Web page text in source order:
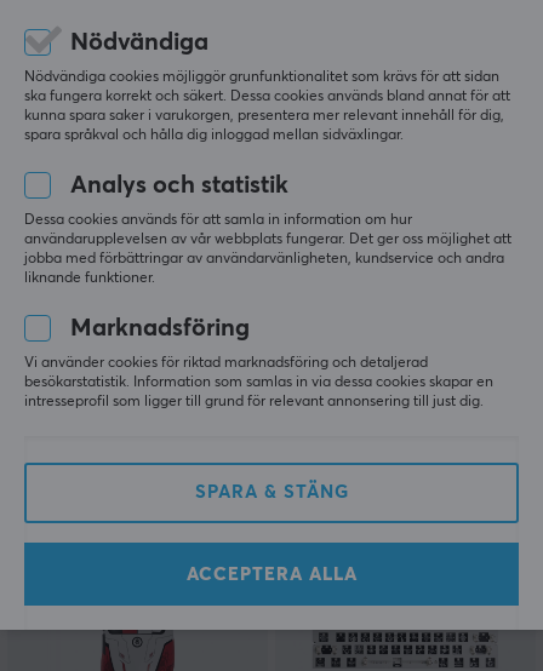
819 kr (1599 kr)
SPARA 40%
HTS Plus 4K Trådlös
Gamingmus - Violet
(DEMO)
(1990 kr)
SPARA 12%
Gamingmus - Onyx
[Omron Opticals]
(DEMO)
1490 kr
Nödvändiga
Nödvändiga cookies möjliggör grunfunktionalitet som krävs för att sidan
ska fungera korrekt och säkert. Dessa cookies används bland annat för att
kunna spara saker i varukorgen, presentera mer relevant innehåll för dig,
spara språkval och hålla dig inloggad mellan sidväxlingar.
Analys och statistik
Dessa cookies används för att samla in information om hur
användarupplevelsen av vår webbplats fungerar. Det ger oss möjlighet att
jobba med förbättringar av användarvänligheten, kundservice och andra
liknande funktioner.
Marknadsföring
Vi använder cookies för riktad marknadsföring och detaljerad
besökarstatistik. Information som samlas in via dessa cookies skapar en
intresseprofil som ligger till grund för relevant annonsering till just dig.
SPARA & STÄNG
ACCEPTERA ALLA